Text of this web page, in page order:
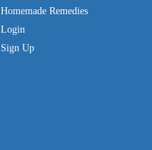
Homemade Remedies
Login
Sign Up